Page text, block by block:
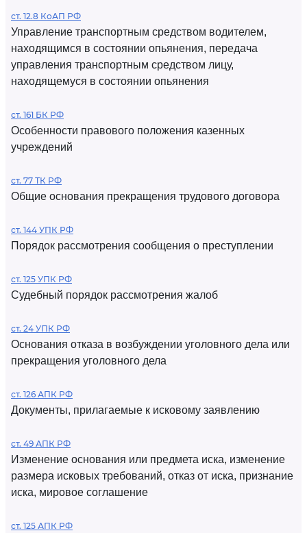
ст. 12.8 КоАП РФ
Управление транспортным средством водителем,
находящимся в состоянии опьянения, передача
управления транспортным средством лицу,
находящемуся в состоянии опьянения
ст. 161 БК РФ
Особенности правового положения казенных
учреждений
ст. 77 ТК РФ
Общие основания прекращения трудового договора
ст. 144 УПК РФ
Порядок рассмотрения сообщения о преступлении
ст. 125 УПК РФ
Судебный порядок рассмотрения жалоб
ст. 24 УПК РФ
Основания отказа в возбуждении уголовного дела или
прекращения уголовного дела
ст. 126 АПК РФ
Документы, прилагаемые к исковому заявлению
ст. 49 АПК РФ
Изменение основания или предмета иска, изменение
размера исковых требований, отказ от иска, признание
иска, мировое соглашение
ст. 125 АПК РФ